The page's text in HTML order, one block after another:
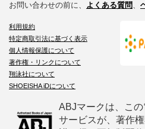
お問い合わせの前に、 よくある質問、
利用規約
特定商取引法に基づく表示
個人情報保護について
著作権・リンクについて
翔泳社について
SHOEISHA iDについて
ABJマークは、こ
サービスが、著作